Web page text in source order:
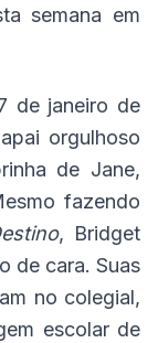
semana em
de janeiro de
orgulhoso
de Jane,
fazendo
, Bridget
de cara. Suas
no colegial,
escolar de